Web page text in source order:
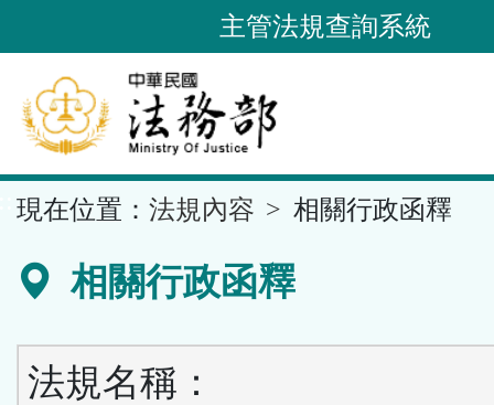
到
要
內
容
區
主管法規查詢系統
現在位置： 法規內容 相關行政函釋
相關行政函釋
法規名稱：